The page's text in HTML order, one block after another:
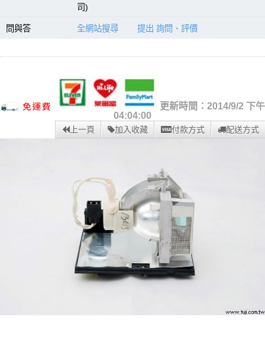
司)
問與答 全網站搜尋 提出 詢問、評價
更新時間：2014/9/2 下午
04:04:00
上一頁 加入收藏 付款方式 配送方式